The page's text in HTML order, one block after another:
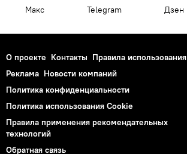
Макс Telegram Дзен
О проекте Контакты Правила использования
Реклама Новости компаний
Политика конфиденциальности
Политика использования Cookie
Правила применения рекомендательных
технологий
Обратная связь